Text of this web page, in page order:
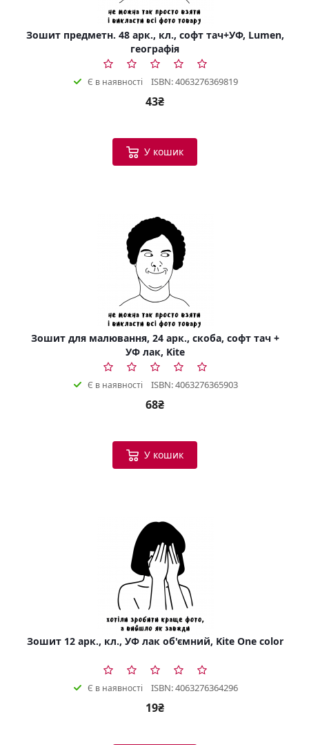
Зошит предметн. 48 арк., кл., софт тач+УФ, Lumen,
географія
Є в наявності ISBN: 4063276369819
43₴
У кошик
Зошит для малювання, 24 арк., скоба, софт тач +
УФ лак, Kite
Є в наявності ISBN: 4063276365903
68₴
У кошик
Зошит 12 арк., кл., УФ лак об'ємний, Kite One color
Є в наявності ISBN: 4063276364296
19₴